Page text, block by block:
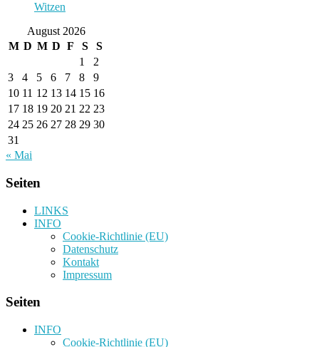
Witzen
August 2026
M D M D F S
S
1
2
3
4 5 6 7 8
9
10 11 12 13 14 15 16
17 18 19 20 21 22 23
24 25 26 27 28 29 30
31
« Mai
Seiten
LINKS
INFO
Cookie-Richtlinie (EU)
Datenschutz
Kontakt
Impressum
Seiten
INFO
Cookie-Richtlinie (EU)